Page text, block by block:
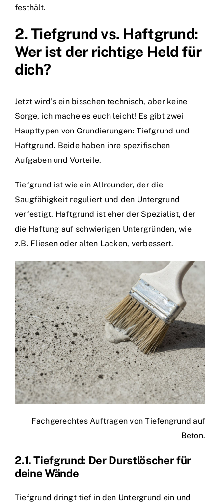
festhält.
2. Tiefgrund vs. Haftgrund:
Wer ist der richtige Held für
dich?
Jetzt wird’s ein bisschen technisch, aber keine
Sorge, ich mache es euch leicht! Es gibt zwei
Haupttypen von Grundierungen: Tiefgrund und
Haftgrund. Beide haben ihre spezifischen
Aufgaben und Vorteile.
Tiefgrund ist wie ein Allrounder, der die
Saugfähigkeit reguliert und den Untergrund
verfestigt. Haftgrund ist eher der Spezialist, der
die Haftung auf schwierigen Untergründen, wie
z.B. Fliesen oder alten Lacken, verbessert.
Fachgerechtes Auftragen von Tiefengrund auf
Beton.
2.1. Tiefgrund: Der Durstlöscher für
deine Wände
Tiefgrund dringt tief in den Untergrund ein und